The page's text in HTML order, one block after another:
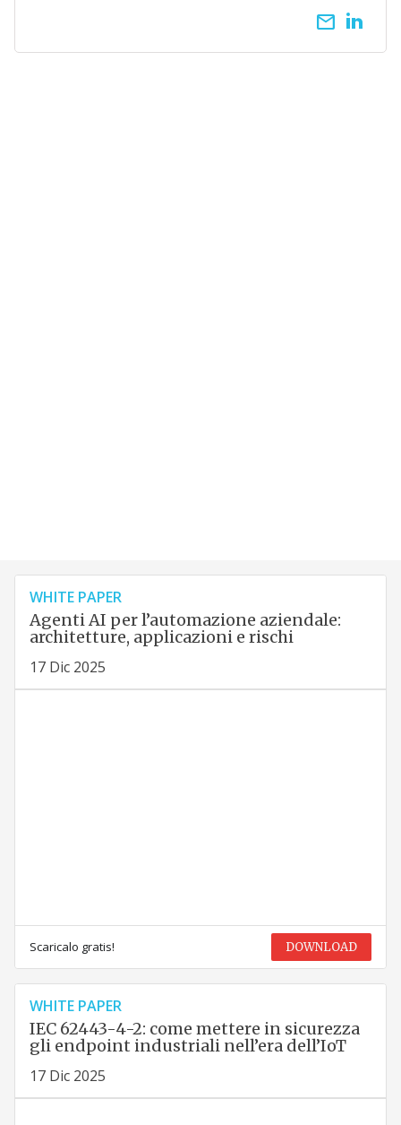
email
WHITE PAPER
Agenti AI per l’automazione aziendale:
architetture, applicazioni e rischi
17 Dic 2025
Scaricalo gratis! DOWNLOAD
WHITE PAPER
IEC 62443-4-2: come mettere in sicurezza
gli endpoint industriali nell’era dell’IoT
17 Dic 2025